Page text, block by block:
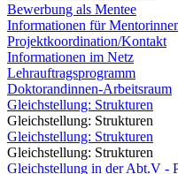
Bewerbung als Mentee
Informationen für
Projektkoordination/Kontakt
Informationen im Netz
Lehrauftragsprogramm
Doktorandinnen-Arbeitsraum
Gleichstellung: Strukturen
Gleichstellung: Strukturen
Gleichstellung: Strukturen
Gleichstellung: Strukturen
Gleichstellung in der Abt.V -